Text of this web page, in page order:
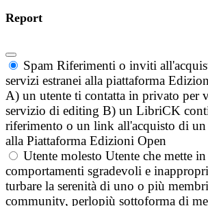
Report
Spam Riferimenti o inviti
servizi estranei alla piattaforma
A) un utente ti contatta in privato per
servizio di editing B) un LibriCK
riferimento o un link all'acquisto di un
alla Piattaforma Edizioni Open
Utente molesto Utente che mette
comportamenti sgradevoli e
turbare la serenità di uno o più
community, perlopiù sottoforma di